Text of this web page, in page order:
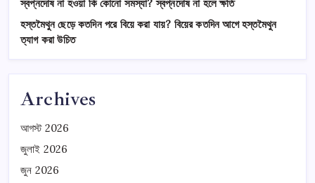
স্বপ্নদোষ না হওয়া কি কোনো সমস্যা? স্বপ্নদোষ না হলে ক্ষতি
হস্তমৈথুন ছেড়ে কতদিন পরে বিয়ে করা যায়? বিয়ের কতদিন আগে হস্তমৈথুন
ত্যাগ করা উচিত
Archives
আগস্ট 2026
জুলাই 2026
জুন 2026